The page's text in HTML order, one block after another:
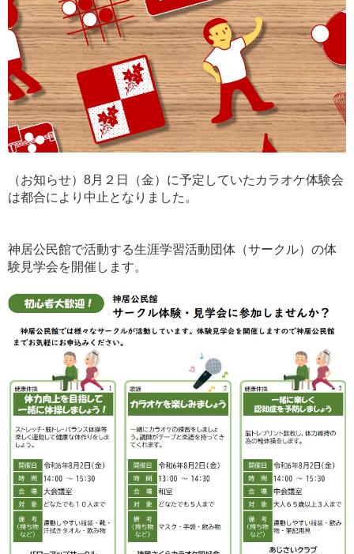
（お知らせ）8月２日（金）に予定していたカラオケ体験会
は都合により中止となりました。
神居公民館で活動する生涯学習活動団体（サークル）の体
験見学会を開催します。